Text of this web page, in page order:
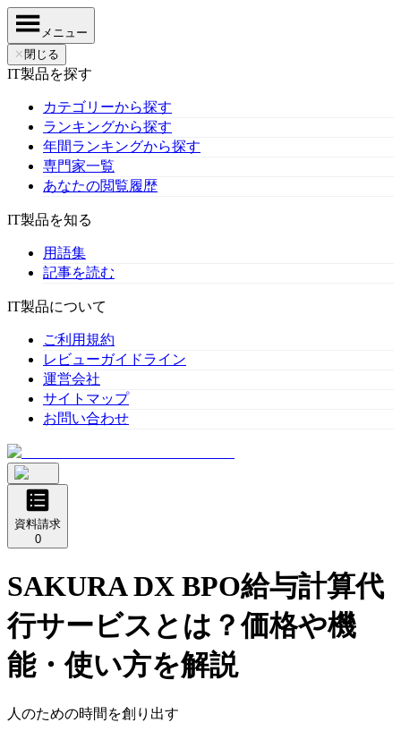
メニュー
✕ 閉じる
IT製品を探す
カテゴリーから探す
ランキングから探す
年間ランキングから探す
専門家一覧
あなたの閲覧履歴
IT製品を知る
用語集
記事を読む
IT製品について
ご利用規約
レビューガイドライン
運営会社
サイトマップ
お問い合わせ
資料請求
0
SAKURA DX BPO給与計算代
行サービス とは？価格や機
能・使い方を解説
人のための時間を創り出す